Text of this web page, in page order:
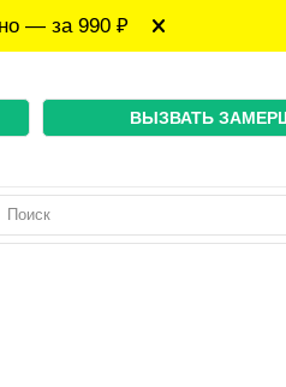
— за 990 ₽
ВЫЗВАТЬ